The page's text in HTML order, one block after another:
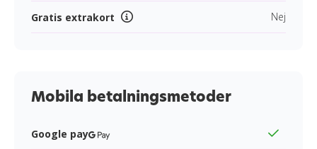
Gratis extrakort Nej
Mobila betalningsmetoder
Google pay